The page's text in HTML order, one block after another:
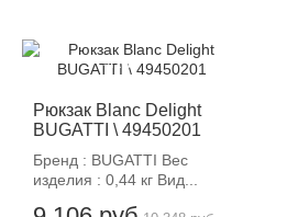
Рюкзак Blanc Delight
BUGATTI \ 49450201
Бренд : BUGATTI Вес
изделия : 0,44 кг Вид...
-12%